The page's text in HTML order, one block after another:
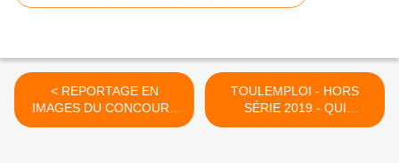
< REPORTAGE EN
IMAGES DU CONCOURS
NATIONAL LES
TOULEMPLOI - HORS
SÉRIE 2019 - QUI
RECRUTE EN OCCITANIE